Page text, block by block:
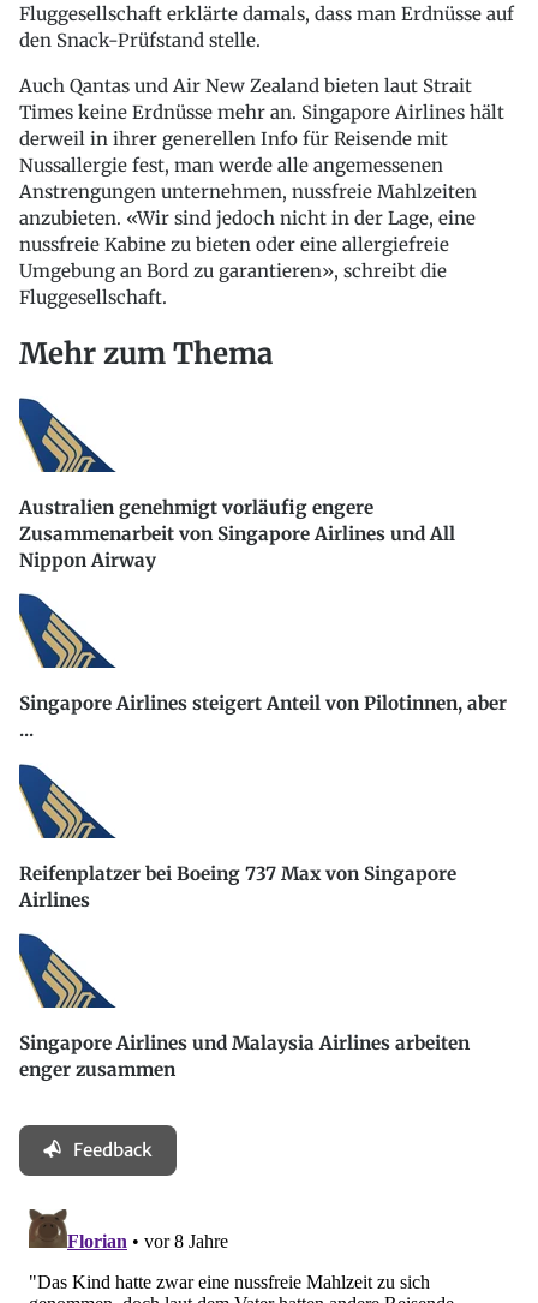
Fluggesellschaft erklärte damals, dass man Erdnüsse auf
den Snack-Prüfstand stelle.
Auch Qantas und Air New Zealand bieten laut Strait
Times keine Erdnüsse mehr an. Singapore Airlines hält
derweil in ihrer generellen Info für Reisende mit
Nussallergie fest, man werde alle angemessenen
Anstrengungen unternehmen, nussfreie Mahlzeiten
anzubieten. «Wir sind jedoch nicht in der Lage, eine
nussfreie Kabine zu bieten oder eine allergiefreie
Umgebung an Bord zu garantieren», schreibt die
Fluggesellschaft.
Mehr zum Thema
Australien genehmigt vorläufig engere
Zusammenarbeit von Singapore Airlines und All
Nippon Airway
Singapore Airlines steigert Anteil von Pilotinnen, aber
...
Reifenplatzer bei Boeing 737 Max von Singapore
Airlines
Singapore Airlines und Malaysia Airlines arbeiten
enger zusammen
Feedback